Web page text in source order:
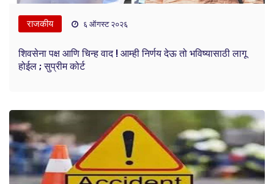
राजकीय ६ ऑगस्ट २०२६
शिवसेना पक्ष आणि चिन्ह वाद ! आम्ही निर्णय देऊ तो भविष्यासाठी लागू
होईल ; सुप्रीम कोर्ट